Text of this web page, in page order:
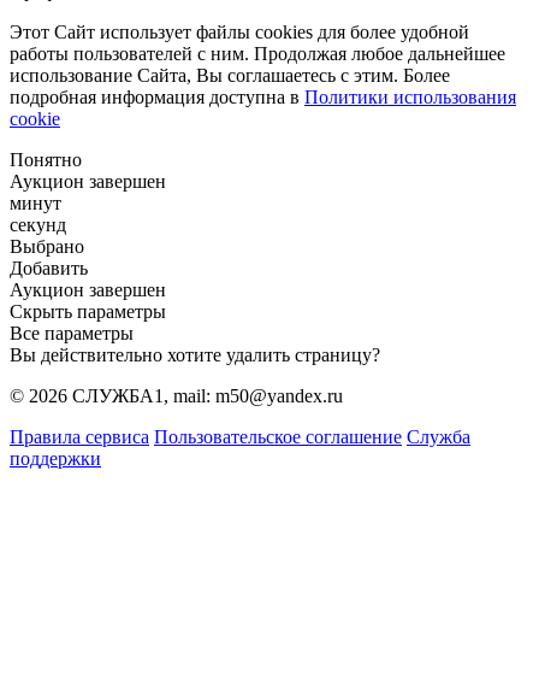
Этот Сайт использует файлы cookies для более удобной
работы пользователей с ним. Продолжая любое дальнейшее
использование Сайта, Вы соглашаетесь с этим. Более
подробная информация доступна в Политики использования
cookie
Понятно
Аукцион завершен
минут
секунд
Выбрано
Добавить
Аукцион завершен
Скрыть параметры
Все параметры
Вы действительно хотите удалить страницу?
© 2026 СЛУЖБА1, mail: m50@yandex.ru
Правила сервиса Пользовательское соглашение Служба
поддержки